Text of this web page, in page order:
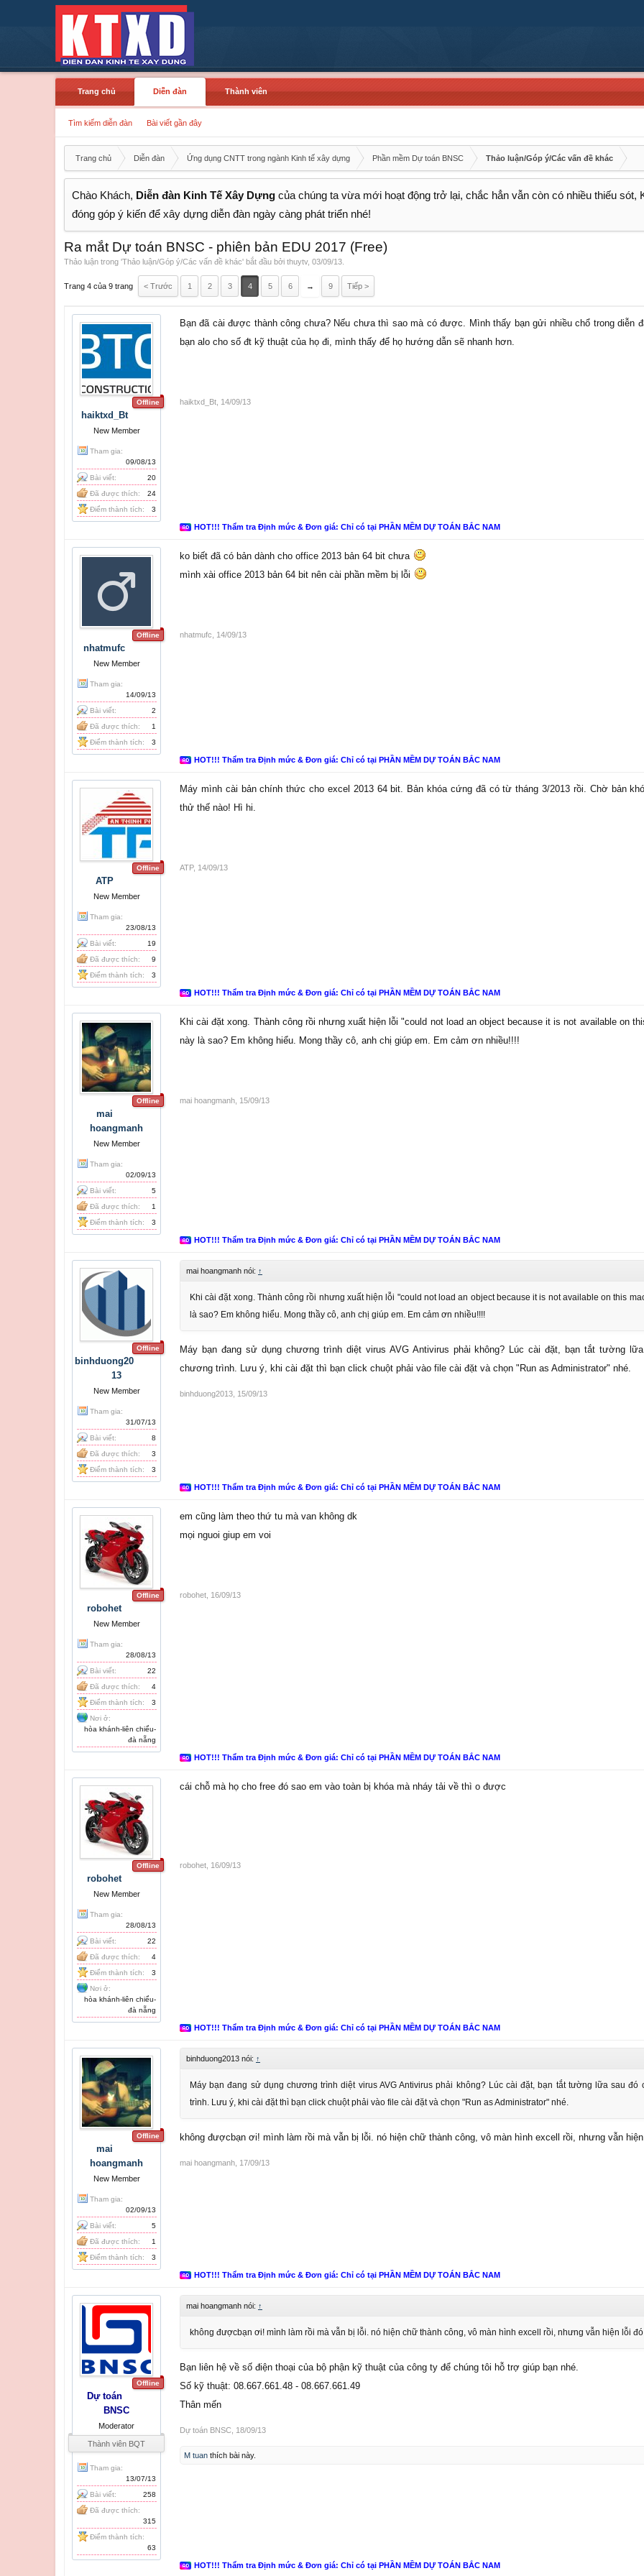
Trang chủ Diễn đàn
Tìm kiếm diễn đàn Bài viết gần đây
Thành viên
Trang chủ Diễn đàn Ứng dụng CNTT trong ngành Kinh tế xây dựng Phần mềm Dự toán BNSC Thảo luận/Góp ý/Các vấn đề khác
Chào Khách, Diễn đàn Kinh Tế Xây Dựng của chúng ta vừa mới hoạt động trở lại, chắc hẳn vẫn còn có nhiều thiếu sót,
đóng góp ý kiến để xây dựng diễn đàn ngày càng phát triển nhé!
Ra mắt Dự toán BNSC - phiên bản EDU 2017 (Free)
Thảo luận trong 'Thảo luận/Góp ý/Các vấn đề khác' bắt đầu bởi thuytv, 03/09/13
Trang 4 của 9 trang < Trước 1 2 3 4 5 6 → 9 Tiếp >
Offline
haiktxd_Bt
New Member
Tham gia:
09/08/13
Bài viết:
20
Đã được thích:
24
Điểm thành tích:
3
Bạn đã cài được thành công chưa? Nếu chưa thì sao mà có được. Mình thấy bạn gửi nhiều chổ trong diễn
bạn alo cho số đt kỹ thuật của họ đi, mình thấy để họ hướng dẫn sẽ nhanh hơn.
haiktxd_Bt 14/09/13
HOT!!! Thẩm tra Định mức & Đơn giá: Chỉ có tại PHẦN MỀM DỰ TOÁN BẮC NAM
Offline
nhatmufc
New Member
Tham gia:
14/09/13
Bài viết:
2
Đã được thích:
1
Điểm thành tích:
3
ko biết đã có bản dành cho office 2013 bản 64 bit chưa
mình xài office 2013 bản 64 bit nên cài phần mềm bị lỗi
nhatmufc 14/09/13
HOT!!! Thẩm tra Định mức & Đơn giá: Chỉ có tại PHẦN MỀM DỰ TOÁN BẮC NAM
Offline
ATP
New Member
Tham gia:
23/08/13
Bài viết:
19
Đã được thích:
9
Điểm thành tích:
3
Máy mình cài bản chính thức cho excel 2013 64 bit. Bản khóa cứng đã có từ tháng 3/2013 rồi. Chờ bản
thử thế nào! Hì hi.
ATP, 14/09/13
HOT!!! Thẩm tra Định mức & Đơn giá: Chỉ có tại PHẦN MỀM DỰ TOÁN BẮC NAM
Offline
mai
hoangmanh
New Member
Tham gia:
02/09/13
Bài viết:
5
Đã được thích:
1
Điểm thành tích:
3
Khi cài đặt xong. Thành công rồi nhưng xuất hiện lỗi "could not load an object because it is not available on
này là sao? Em không hiểu. Mong thầy cô, anh chị giúp em. Em cảm ơn nhiều!!!!
mai hoangmanh 15/09/13
HOT!!! Thẩm tra Định mức & Đơn giá: Chỉ có tại PHẦN MỀM DỰ TOÁN BẮC NAM
Offline
binhduong20
13
New Member
Tham gia:
31/07/13
Bài viết:
8
Đã được thích:
3
Điểm thành tích:
3
mai hoangmanh nói: ↑
Khi cài đặt xong. Thành công rồi nhưng xuất hiện lỗi "could not load an object because it is not available on this
là sao? Em không hiểu. Mong thầy cô, anh chị giúp em. Em cảm ơn nhiều!!!!
Máy bạn đang sử dụng chương trình diệt virus AVG Antivirus phải không? Lúc cài đặt, bạn tắt tường
chương trình. Lưu ý, khi cài đặt thì bạn click chuột phải vào file cài đặt và chọn "Run as Administrator" nhé.
binhduong2013 15/09/13
HOT!!! Thẩm tra Định mức & Đơn giá: Chỉ có tại PHẦN MỀM DỰ TOÁN BẮC NAM
Offline
robohet
New Member
Tham gia:
28/08/13
Bài viết:
22
Đã được thích:
4
Điểm thành tích:
3
Nơi ở:
hòa khánh-liên chiểu-
đà nẵng
em cũng làm theo thứ tu mà van không dk
mọi nguoi giup em voi
robohet 16/09/13
HOT!!! Thẩm tra Định mức & Đơn giá: Chỉ có tại PHẦN MỀM DỰ TOÁN BẮC NAM
Offline
robohet
New Member
Tham gia:
28/08/13
Bài viết:
22
Đã được thích:
4
Điểm thành tích:
3
Nơi ở:
hòa khánh-liên chiểu-
đà nẵng
cái chỗ mà họ cho free đó sao em vào toàn bị khóa mà nháy tải về thì o được
robohet 16/09/13
HOT!!! Thẩm tra Định mức & Đơn giá: Chỉ có tại PHẦN MỀM DỰ TOÁN BẮC NAM
Offline
mai
hoangmanh
New Member
Tham gia:
02/09/13
Bài viết:
5
Đã được thích:
1
Điểm thành tích:
3
binhduong2013 nói: ↑
Máy bạn đang sử dụng chương trình diệt virus AVG Antivirus phải không? Lúc cài đặt, bạn tắt tường lữa sau đó
trình. Lưu ý, khi cài đặt thì bạn click chuột phải vào file cài đặt và chọn "Run as Administrator" nhé.
không đượcbạn ơi! mình làm rồi mà vẫn bị lỗi. nó hiện chữ thành công, vô màn hình excell rồi, nhưng vẫn
mai hoangmanh 17/09/13
HOT!!! Thẩm tra Định mức & Đơn giá: Chỉ có tại PHẦN MỀM DỰ TOÁN BẮC NAM
Offline
Dự toán
BNSC
Moderator
Thành viên BQT
Tham gia:
13/07/13
Bài viết:
258
Đã được thích:
315
Điểm thành tích:
63
mai hoangmanh nói: ↑
không đượcbạn ơi! mình làm rồi mà vẫn bị lỗi. nó hiện chữ thành công, vô màn hình excell rồi, nhưng vẫn hiện lỗi
Bạn liên hệ về số điện thoại của bộ phận kỹ thuật của công ty để chúng tôi hỗ trợ giúp bạn nhé.
Số kỹ thuật: 08.667.661.48 - 08.667.661.49
Thân mến
Dự toán BNSC 18/09/13
M tuan thích bài này.
HOT!!! Thẩm tra Định mức & Đơn giá: Chỉ có tại PHẦN MỀM DỰ TOÁN BẮC NAM